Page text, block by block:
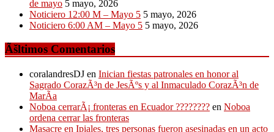
de mayo 5 mayo, 2026
Noticiero 12:00 M – Mayo 5 5 mayo, 2026
Noticiero 6:00 AM – Mayo 5 5 mayo, 2026
Ãšltimos Comentarios
coralandresDJ en Inician fiestas patronales en honor al
Sagrado CorazÃ³n de JesÃºs y al Inmaculado CorazÃ³n de
MarÃ­a
Noboa cerrarÃ¡ fronteras en Ecuador ???????? en Noboa
ordena cerrar las fronteras
Masacre en Ipiales, tres personas fueron asesinadas en un acto